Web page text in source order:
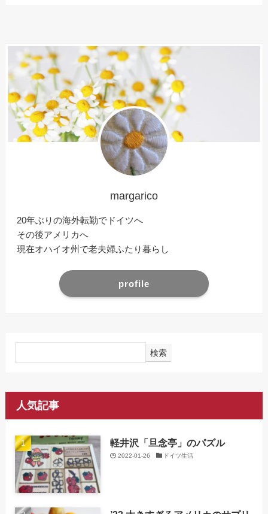
margarico
20年ぶりの海外転勤でドイツへ
その後アメリカへ
現在オハイオ州で老夫婦ふたり暮らし
profile
検索
人気記事
軽井沢「旦念亭」のパズル
2022-01-26 ドイツ生活